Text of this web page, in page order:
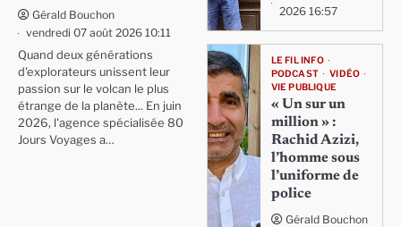
Gérald Bouchon
vendredi 07 août 2026 10:11
Quand deux générations
d'explorateurs unissent leur
passion sur le volcan le plus
étrange de la planète... En juin
2026, l'agence spécialisée 80
Jours Voyages a…
2026 16:57
LE FIL INFO
PODCAST
VIDÉO
VIE PUBLIQUE
« Un sur un
million » :
Rachid Azizi,
l’homme sous
l’uniforme de
police
Gérald Bouchon